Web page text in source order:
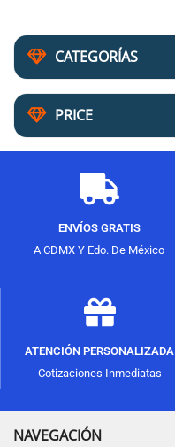
CATEGORÍAS
PRICE
ENVÍOS GRATIS
A CDMX Y Edo. De México
ATENCIÓN PERSONALIZADA
Cotizaciones Inmediatas
NAVEGACIÓN